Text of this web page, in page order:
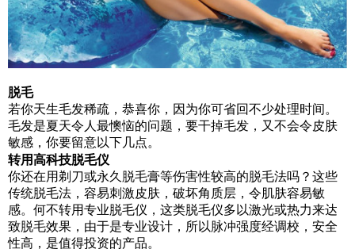
脱毛
若你天生毛发稀疏，恭喜你，因为你可省回不少处理时间。
毛发是夏天令人最懊恼的问题，要干掉毛发，又不会令皮肤
敏感，你要留意以下几点。
转用高科技脱毛仪
你还在用剃刀或永久脱毛膏等伤害性较高的脱毛法吗？这些
传统脱毛法，容易刺激皮肤，破坏角质层，令肌肤容易敏
感。何不转用专业脱毛仪 ，这类脱毛仪多以激光或热力来达
致脱毛效果，由于是专业设计，所以脉冲强度经调校，安全
性高，是值得投资的产品。